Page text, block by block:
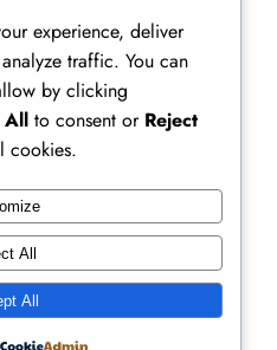
Actor & Creative
experience, deliver
traffic. You can
by clicking
All to consent or Reject
cookies.
All
All